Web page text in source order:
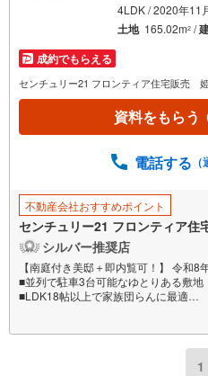
4LDK / 2020年11
土地 165.02m2 /
成約でもらえる
センチュリー21 フロンティア住宅販売
資料をもらう
電話する
不動産会社おすすめポイント
センチュリー21 フロンティア
シルバー推奨店
【南庭付き美邸＋即内覧可！】 令和8
■並列で駐車3台可能なゆとりある敷地
■LDK18帖以上で家族団らんに最適
特徴
・陽当り良好で風通しの良い平坦な立
・ウォークインクローゼットやシュー1